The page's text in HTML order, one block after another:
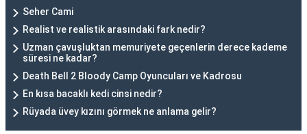
Seher Cami
Realist ve realistik arasındaki fark nedir?
Uzman çavuşluktan memuriyete geçenlerin derece kademe
süresi ne kadar?
Death Bell 2 Bloody Camp Oyuncuları ve Kadrosu
En kısa bacaklı kedi cinsi nedir?
Rüyada üvey kızını görmek ne anlama gelir?